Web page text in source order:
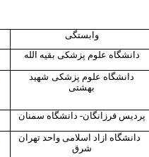
وابستگی
دانشگاه علوم پزشکی بقیه الله
دانشگاه علوم پزشکی شهید
بهشتی
پردیس فرزانگان- دانشگاه سمنان
دانشگاه ازاد اسلامی واحد تهران
شرق